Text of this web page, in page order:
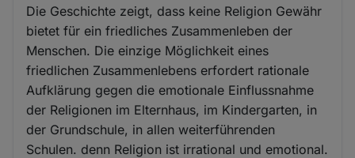
Die Geschichte zeigt, dass keine Religion Gewähr
bietet für ein friedliches Zusammenleben der
Menschen. Die einzige Möglichkeit eines
friedlichen Zusammenlebens erfordert rationale
Aufklärung gegen die emotionale Einflussnahme
der Religionen im Elternhaus, im Kindergarten, in
der Grundschule, in allen weiterführenden
Schulen. denn Religion ist irrational und emotional.